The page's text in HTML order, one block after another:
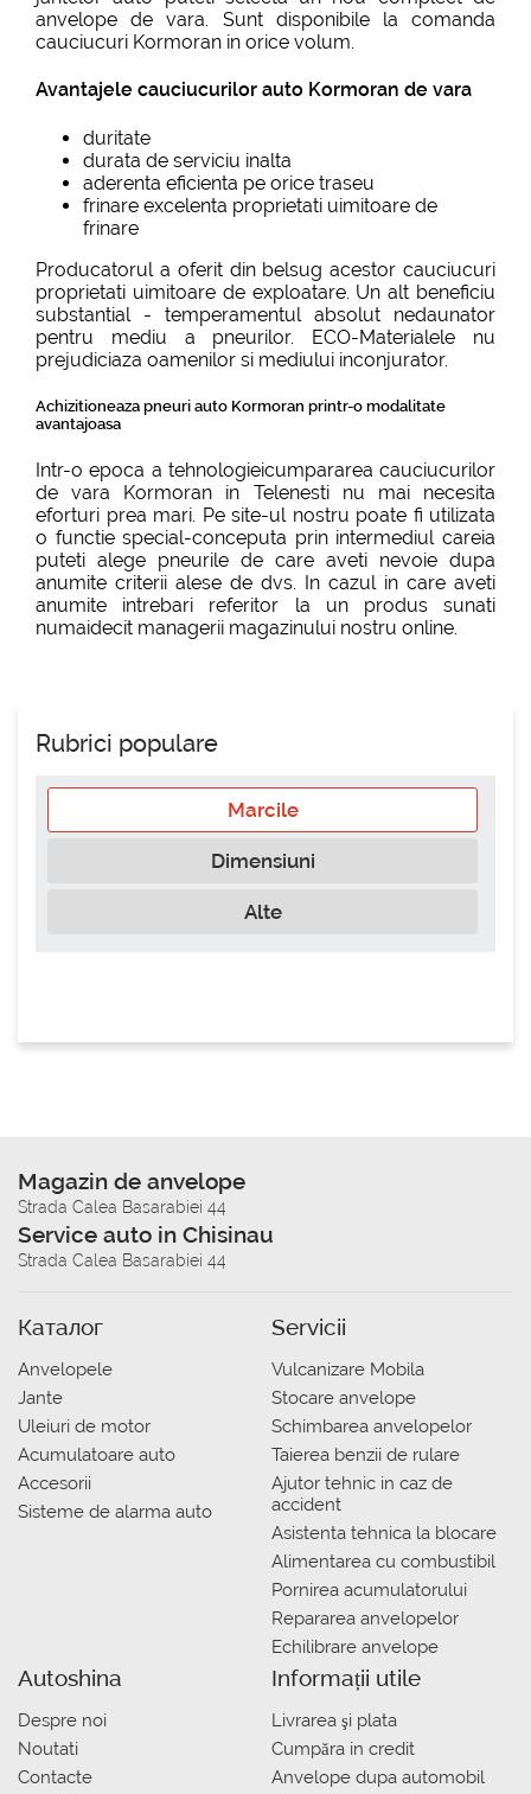
anvelope de vara. Sunt disponibile la comanda
cauciucuri Kormoran in orice volum.
Avantajele cauciucurilor auto Kormoran de vara
duritate
durata de serviciu inalta
aderenta eficienta pe orice traseu
frinare excelenta proprietati uimitoare de
frinare
Producatorul a oferit din belsug acestor cauciucuri
proprietati uimitoare de exploatare. Un alt beneficiu
substantial - temperamentul absolut nedaunator
pentru mediu a pneurilor. ECO-Materialele nu
prejudiciaza oamenilor si mediului inconjurator.
Achizitioneaza pneuri auto Kormoran printr-o modalitate
avantajoasa
Intr-o epoca a tehnologieicumpararea cauciucurilor
de vara Kormoran in Telenesti nu mai necesita
eforturi prea mari. Pe site-ul nostru poate fi utilizata
o functie special-conceputa prin intermediul careia
puteti alege pneurile de care aveti nevoie dupa
anumite criterii alese de dvs. In cazul in care aveti
anumite intrebari referitor la un produs sunati
numaidecit managerii magazinului nostru online.
Rubrici populare
Marcile
Dimensiuni
Alte
Magazin de anvelope
Strada Calea Basarabiei 44
Service auto in Chisinau
Strada Calea Basarabiei 44
Каталог
Anvelopele
Jante
Uleiuri de motor
Acumulatoare auto
Accesorii
Sisteme de alarma auto
Servicii
Vulcanizare Mobila
Stocare anvelope
Schimbarea anvelopelor
Taierea benzii de rulare
Ajutor tehnic in caz de
accident
Asistenta tehnica la blocare
Alimentarea cu combustibil
Pornirea acumulatorului
Repararea anvelopelor
Echilibrare anvelope
Autoshina
Despre noi
Noutati
Contacte
Informații utile
Livrarea şi plata
Сumpăra in credit
Anvelope dupa automobil